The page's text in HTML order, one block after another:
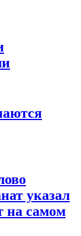
указал
на самом